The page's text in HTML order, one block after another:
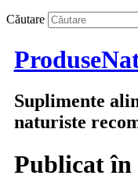
Căutare
Suplimente
naturiste
Publicat în